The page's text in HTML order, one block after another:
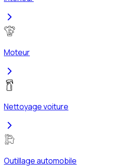
Moteur
Nettoyage voiture
Outillage automobile